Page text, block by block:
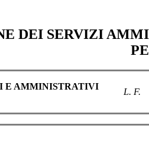
DEI SERVIZI
E AMMINISTRATIVI
L. F.